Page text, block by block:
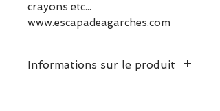
crayons etc...
www.escapadeagarches.com
Informations sur le produit